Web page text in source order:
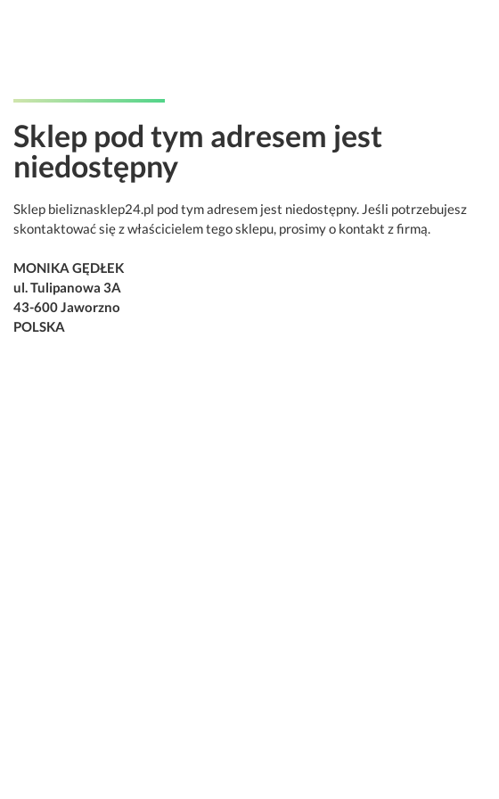
Sklep pod tym adresem jest
niedostępny
Sklep bieliznasklep24.pl pod tym adresem jest niedostępny. Jeśli potrzebujesz
skontaktować się z właścicielem tego sklepu, prosimy o kontakt z firmą.
MONIKA GĘDŁEK
ul. Tulipanowa 3A
43-600 Jaworzno
POLSKA